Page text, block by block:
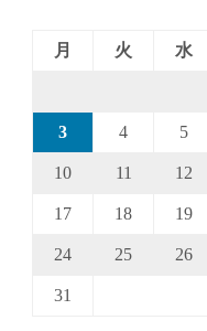
月
火 水
3 4 5
10 11 12
17 18 19
24 25 26
31